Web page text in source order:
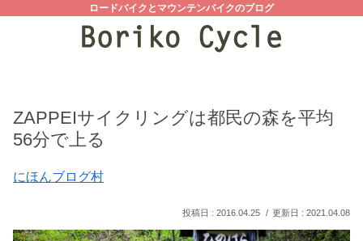
ロードバイクとマウンテンバイクのブログ
ZAPPEIサイクリングは都民の森を平均
56分で上る
にほんブログ村
2016.04.25 2021.04.08